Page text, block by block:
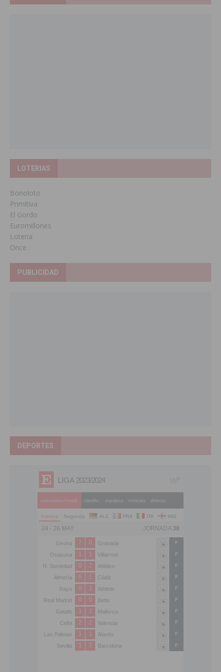
LOTERIAS
Bonoloto
Primitiva
El Gordo
Euromillones
Loteria
Once
PUBLICIDAD
DEPORTES